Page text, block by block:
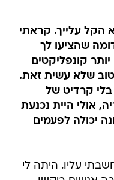
הקל עלייך. קראתי
שהציעו לך
קונפליקטים
טוב שלא עשית זאת.
קרדיט של
אולי היית נכנעת
יכולה לפעמים
עליו. היתה לי